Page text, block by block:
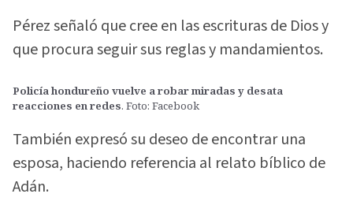
Pérez señaló que cree en las escrituras de Dios y
que procura seguir sus reglas y mandamientos.
Policía hondureño vuelve a robar miradas y desata
reacciones en redes. Foto: Facebook
También expresó su deseo de encontrar una
esposa, haciendo referencia al relato bíblico de
Adán.